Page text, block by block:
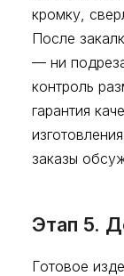
кромку,
После
— ни
контроль
гарантия
заказы
Этап 5.
Готовое